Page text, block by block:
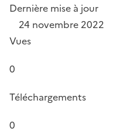
Dernière mise à jour
24 novembre 2022
Vues
0
Téléchargements
0